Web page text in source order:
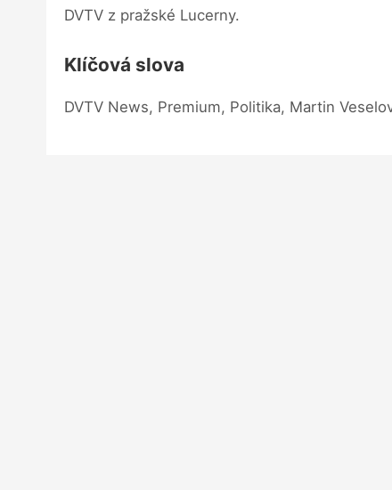
DVTV z pražské Lucerny.
Klíčová slova
DVTV News, Premium, Politika, Martin